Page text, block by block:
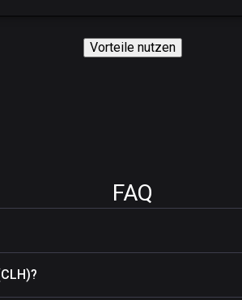
Vorteile nutzen
FAQ